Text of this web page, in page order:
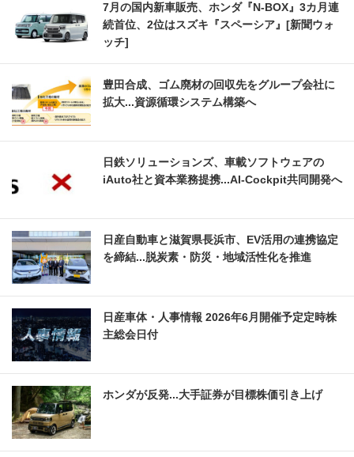
7月の国内新車販売、ホンダ『N-BOX』3カ月連
続首位、2位はスズキ『スペーシア』[新聞ウォ
ッチ]
豊田合成、ゴム廃材の回収先をグループ会社に
拡大...資源循環システム構築へ
日鉄ソリューションズ、車載ソフトウェアの
iAuto社と資本業務提携...AI-Cockpit共同開発へ
日産自動車と滋賀県長浜市、EV活用の連携協定
を締結...脱炭素・防災・地域活性化を推進
日産車体・人事情報 2026年6月開催予定定時株
主総会日付
ホンダが反発...大手証券が目標株価引き上げ